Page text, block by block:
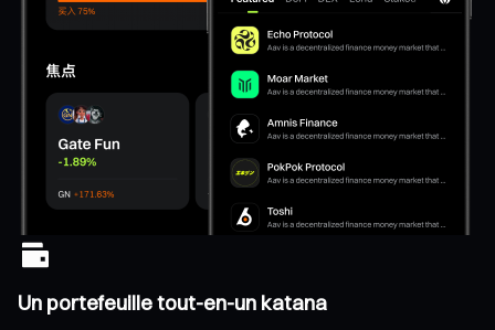
Un portefeuille tout-en-un katana